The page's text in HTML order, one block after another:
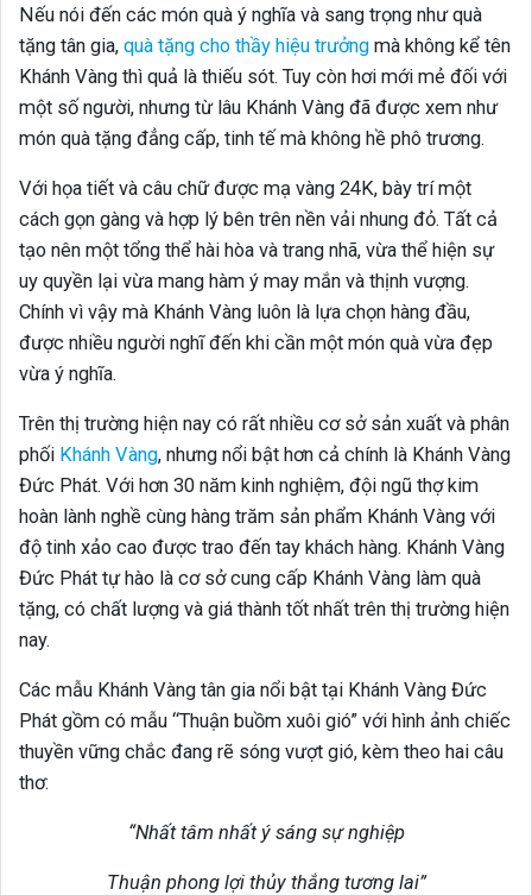
Nếu nói đến các món quà ý nghĩa và sang trọng như quà
tặng tân gia, quà tặng cho thầy hiệu trưởng mà không kể tên
Khánh Vàng thì quả là thiếu sót. Tuy còn hơi mới mẻ đối với
một số người, nhưng từ lâu Khánh Vàng đã được xem như
món quà tặng đẳng cấp, tinh tế mà không hề phô trương.
Với họa tiết và câu chữ được mạ vàng 24K, bày trí một
cách gọn gàng và hợp lý bên trên nền vải nhung đỏ. Tất cả
tạo nên một tổng thể hài hòa và trang nhã, vừa thể hiện sự
uy quyền lại vừa mang hàm ý may mắn và thịnh vượng.
Chính vì vậy mà Khánh Vàng luôn là lựa chọn hàng đầu,
được nhiều người nghĩ đến khi cần một món quà vừa đẹp
vừa ý nghĩa.
Trên thị trường hiện nay có rất nhiều cơ sở sản xuất và phân
phối Khánh Vàng, nhưng nổi bật hơn cả chính là Khánh Vàng
Đức Phát. Với hơn 30 năm kinh nghiệm, đội ngũ thợ kim
hoàn lành nghề cùng hàng trăm sản phẩm Khánh Vàng với
độ tinh xảo cao được trao đến tay khách hàng. Khánh Vàng
Đức Phát tự hào là cơ sở cung cấp Khánh Vàng làm quà
tặng, có chất lượng và giá thành tốt nhất trên thị trường hiện
nay.
Các mẫu Khánh Vàng tân gia nổi bật tại Khánh Vàng Đức
Phát gồm có mẫu “Thuận buồm xuôi gió” với hình ảnh chiếc
thuyền vững chắc đang rẽ sóng vượt gió, kèm theo hai câu
thơ:
“Nhất tâm nhất ý sáng sự nghiệp
Thuận phong lợi thủy thắng tương lai”